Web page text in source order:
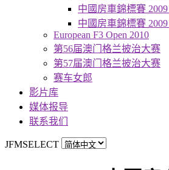
中國房車錦標賽 2009
中國房車錦標賽 2009
European F3 Open 2010
第56届澳门格兰披治大赛
第57届澳门格兰披治大赛
赛车女郎
影片库
媒体报导
联系我们
JFMSELECT